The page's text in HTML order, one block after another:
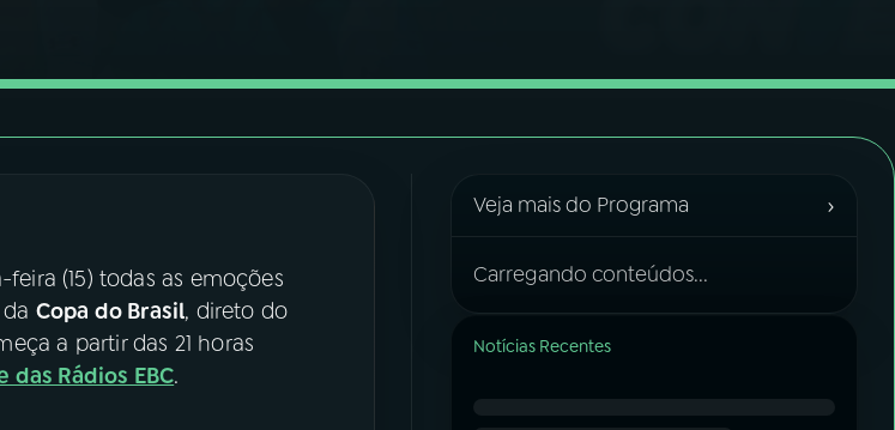
(15) todas as emoções
Copa do Brasil, direto do
a partir das 21 horas
das Rádios EBC.
Veja mais do Programa ›
Carregando conteúdos...
Notícias Recentes